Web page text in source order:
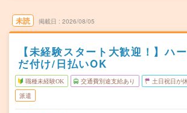
未読 掲載日 2026/08/05
【未経験スタート大歓迎！】ハ
だ付け/日払いOK
職種未経験OK 交通費別途支給あり 土日祝日が
派遣